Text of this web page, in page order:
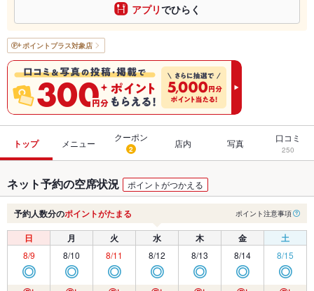
アプリでひらく
ポイントプラス対象店
トップ メニュー
クーポン
2 店内 写真 口コミ
250
ネット予約の空席状況 ポイントがつかえる
予約人数分のポイントがたまる ポイント注意事項
日 月 火 水 木 金 土
8/9
◎
8/10
◎
8/11
◎
8/12
◎
8/13
◎
8/14
◎
8/15
◎